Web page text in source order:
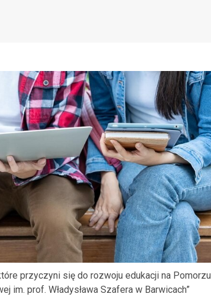
przyczyni się do rozwoju edukacji na Pomorzu
im. prof. Władysława Szafera w Barwicach”